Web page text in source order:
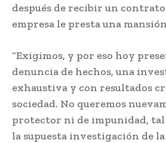
después de recibir un contrato
empresa le presta una
“Exigimos, y por eso hoy
denuncia de hechos, una
exhaustiva y con resultados
sociedad. No queremos
protector ni de impunidad,
la supuesta investigación de